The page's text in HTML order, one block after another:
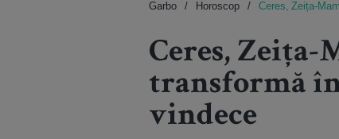
Garbo Horoscop Ceres, Zeița-
Ceres, Zeița-
transformă
vindece